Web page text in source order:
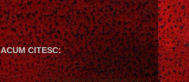
ACUM CITESC: